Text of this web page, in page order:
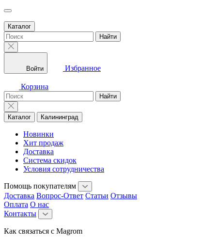
Каталог
Найти
Войти Избранное
Корзина
Найти
Каталог Калининград
Новинки
Хит продаж
Доставка
Система скидок
Условия сотрудничества
Помощь покупателям
Доставка Вопрос-Ответ Статьи Отзывы
Оплата О нас
Контакты
Как связаться с Magrom